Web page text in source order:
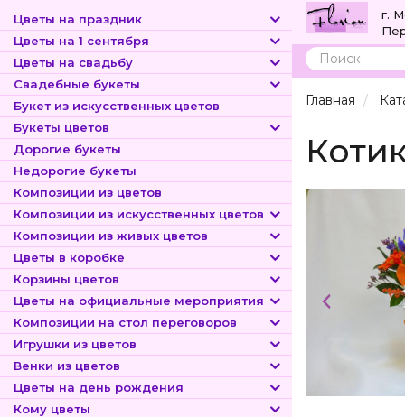
Цветы на праздник
Цветы на 1 сентября
Цветы на свадьбу
Свадебные букеты
Букет из искусственных цветов
Букеты цветов
Дорогие букеты
Недорогие букеты
Композиции из цветов
Композиции из искусственных цветов
Композиции из живых цветов
Цветы в коробке
Корзины цветов
Цветы на официальные мероприятия
Композиции на стол переговоров
Игрушки из цветов
Венки из цветов
Цветы на день рождения
Кому цветы
г.
Поиск
Главная